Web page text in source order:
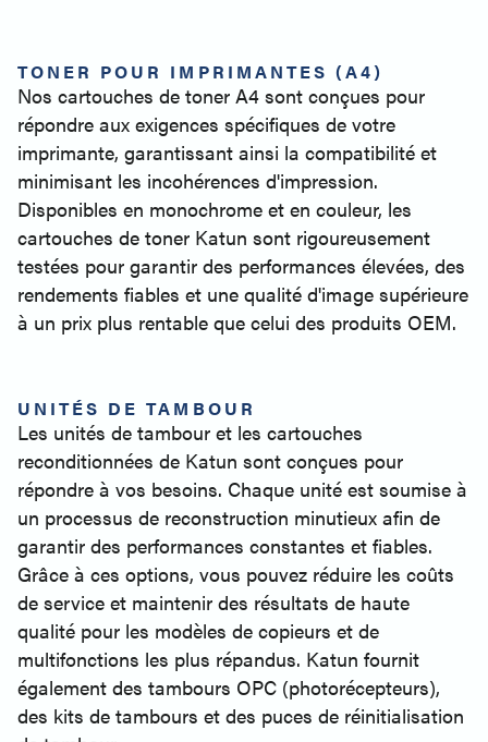
TONER POUR IMPRIMANTES (A4)
Nos cartouches de toner A4 sont conçues pour
répondre aux exigences spécifiques de votre
imprimante, garantissant ainsi la compatibilité et
minimisant les incohérences d'impression.
Disponibles en monochrome et en couleur, les
cartouches de toner Katun sont rigoureusement
testées pour garantir des performances élevées, des
rendements fiables et une qualité d'image supérieure
à un prix plus rentable que celui des produits OEM.
UNITÉS DE TAMBOUR
Les unités de tambour et les cartouches
reconditionnées de Katun sont conçues pour
répondre à vos besoins. Chaque unité est soumise à
un processus de reconstruction minutieux afin de
garantir des performances constantes et fiables.
Grâce à ces options, vous pouvez réduire les coûts
de service et maintenir des résultats de haute
qualité pour les modèles de copieurs et de
multifonctions les plus répandus. Katun fournit
également des tambours OPC (photorécepteurs),
des kits de tambours et des puces de réinitialisation